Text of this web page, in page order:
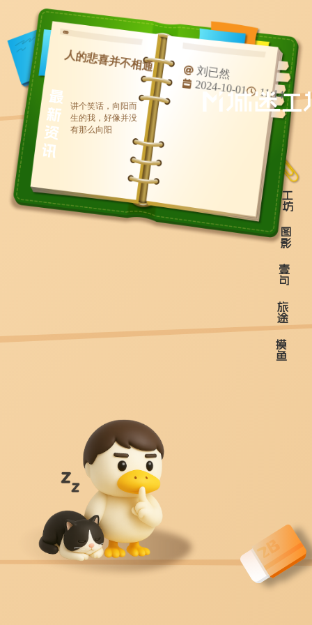
讲个笑话，向阳而
生的我，好像并没
有那么向阳
工
坊
图
影
壹
句
旅
途
摸
鱼
人的悲喜并不相通 刘已然
2024-10-01 11:14